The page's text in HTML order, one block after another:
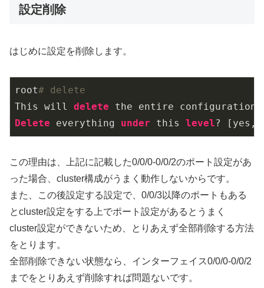
設定削除
はじめに設定を削除します。
root# delete
This will delete
Delete everything under this level? [yes,
この理由は、上記に記載した0/0/0-0/0/2のポート設定があ
った場合、cluster構成がうまく動作しないからです。
また、この後設定する設定で、0/0/3以降のポートもある
とcluster設定をする上でポート設定があるとうまく
cluster設定ができないため、とりあえず全部削除する方法
をとります。
全部削除できない状態なら、インターフェイス0/0/0-0/0/2
までをとりあえず削除すれば問題ないです。